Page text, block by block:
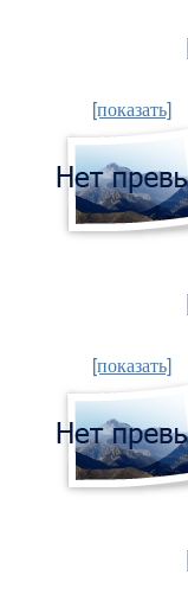
[показать]
[показать]